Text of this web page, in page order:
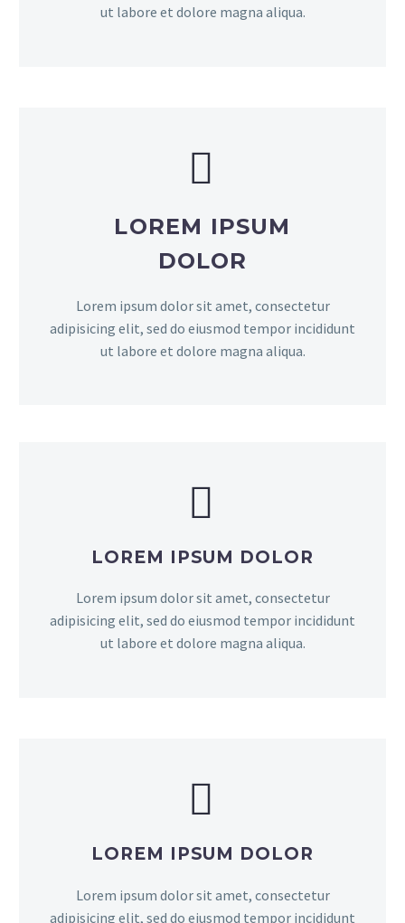
ut labore et dolore magna aliqua.


LOREM IPSUM
DOLOR
Lorem ipsum dolor sit amet, consectetur
adipisicing elit, sed do eiusmod tempor incididunt
ut labore et dolore magna aliqua.


LOREM IPSUM DOLOR
Lorem ipsum dolor sit amet, consectetur
adipisicing elit, sed do eiusmod tempor incididunt
ut labore et dolore magna aliqua.


LOREM IPSUM DOLOR
Lorem ipsum dolor sit amet, consectetur
adipisicing elit, sed do eiusmod tempor incididunt